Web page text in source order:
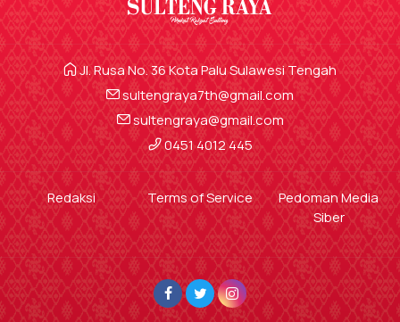
Jl. Rusa No. 36 Kota Palu Sulawesi Tengah
sultengraya7th@gmail.com
sultengraya@gmail.com
0451 4012 445
Redaksi Terms of Service
Pedoman Media
Siber